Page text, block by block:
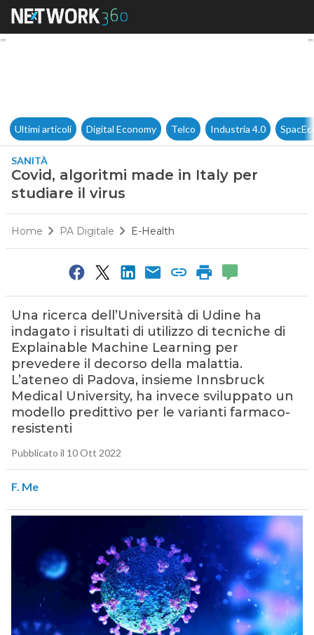
Covid, algoritmi made in
Ultimi articoli Digital Economy Telco Industria 4.0
SANITÀ
Covid, algoritmi made in Italy per
studiare il virus
Home PA Digitale E-Health
Una ricerca dell’Università di Udine ha
indagato i risultati di utilizzo di tecniche di
Explainable Machine Learning per
prevedere il decorso della malattia.
L’ateneo di Padova, insieme Innsbruck
Medical University, ha invece sviluppato un
modello predittivo per le varianti farmaco-
resistenti
Pubblicato il 10 Ott 2022
F. Me